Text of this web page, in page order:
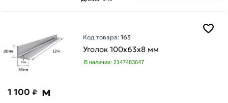
70
мм
75
80
Высота
100
125
Код товара:163
Уголок 100х63х8 мм
В наличии: 2147483647
1 100 ₽ м